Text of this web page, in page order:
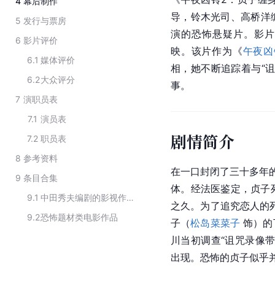
5 发行与票房
6 影片评价
6.1 媒体评价
6.2大众评分
7 演职员表
7.1 演员表
7.2 职员表
8 参考资料
9 条目合集
9.1
中田秀夫编剧的影视作品
9.2恐怖题材类电影作品
导，铃木光司、高桥洋
演的恐怖悬疑片。影
映。该片作为《午夜
相，她不断追踪着与“
事。
剧情简介
在一口封闭了三十多年
体。经法医鉴定，贞子
之久。为了追究恋人的
子（松岛菜菜子 饰）
川当初调查“诅咒录像
出现。恐怖的贞子似乎